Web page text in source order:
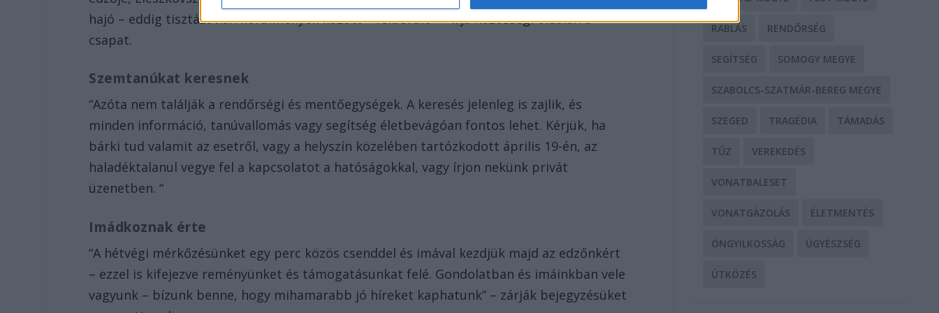
hajó – eddig tisztázatlan körülmények között – felborult” – írja közösségi oldalán a
csapat.
Szemtanúkat keresnek
“Azóta nem találják a rendőrségi és mentőegységek. A keresés jelenleg is zajlik, és
minden információ, tanúvallomás vagy segítség életbevágóan fontos lehet. Kérjük, ha
bárki tud valamit az esetről, vagy a helyszín közelében tartózkodott április 19-én, az
haladéktalanul vegye fel a kapcsolatot a hatóságokkal, vagy írjon nekünk privát
üzenetben. “
Imádkoznak érte
“A hétvégi mérkőzésünket egy perc közös csenddel és imával kezdjük majd az edzőnkért
– ezzel is kifejezve reményünket és támogatásunkat felé. Gondolatban és imáinkban vele
vagyunk – bízunk benne, hogy mihamarabb jó híreket kaphatunk” – zárják bejegyzésüket
RABLÁS RENDŐRSÉG
SEGÍTSÉG SOMOGY MEGYE
SZABOLCS-SZATMÁR-BEREG MEGYE
SZEGED TRAGÉDIA TÁMADÁS
TŰZ VEREKEDÉS
VONATBALESET
VONATGÁZOLÁS ÉLETMENTÉS
ÖNGYILKOSSÁG ÜGYÉSZSÉG
ÜTKÖZÉS